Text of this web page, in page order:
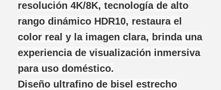
resolución 4K/8K, tecnología de alto
rango dinámico HDR10, restaura el
color real y la imagen clara, brinda una
experiencia de visualización inmersiva
para uso doméstico.
Diseño ultrafino de bisel estrecho